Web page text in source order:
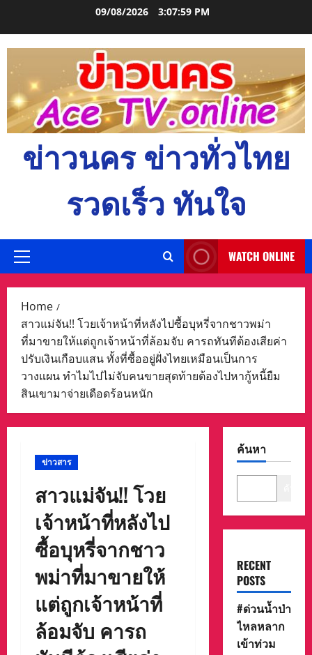
09/08/2026 3:08:01 PM
ข่าวนคร ข่าวทั่วไทย
รวดเร็ว ทันใจ
Primary
WATCH ONLINE
Home
สาวแม่จัน!! โวยเจ้าหน้าที่หลังไปซื้อบุหรี่จากชาวพม่า
ที่มาขายให้แต่ถูกเจ้าหน้าที่ล้อมจับ คารถทันทีต้องเสียค่า
ปรับเงินเกือบแสน ทั้งที่ซื้ออยู่ฝั่งไทยเหมือนเป็นการ
วางแผน ทำไมไปไม่จับคนขายสุดท้ายต้องไปหากู้หนี้ยืม
สินเขามาจ่ายเดือดร้อนหนัก
ข่าวสาร
สาวแม่จัน!! โวย
เจ้าหน้าที่หลังไป
ซื้อบุหรี่จากชาว
พม่าที่มาขายให้
แต่ถูกเจ้าหน้าที่
ล้อมจับ คารถ
ค้นหา
RECENT
POSTS
#ด่วนน้ำป่า
ไหลหลาก
เข้าท่วม